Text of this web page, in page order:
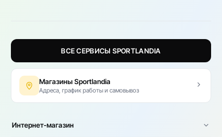
ВСЕ СЕРВИСЫ SPORTLANDIA
Магазины Sportlandia
Адреса, график работы и самовывоз
Интернет-магазин